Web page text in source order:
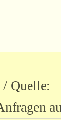
/ Quelle: